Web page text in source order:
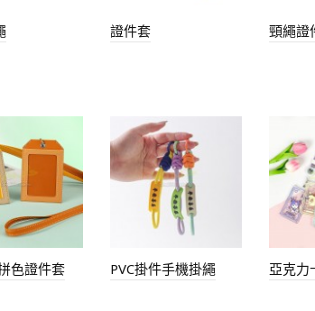
證件套 頸繩證
色證件套 PVC掛件手機掛繩 亞克力